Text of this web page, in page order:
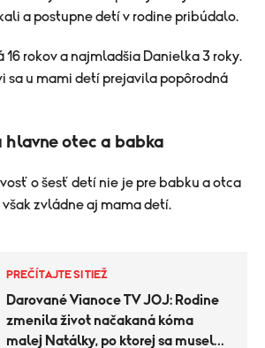
a postupne detí v rodine pribúdalo.
16 rokov a najmladšia Danielka 3 roky.
sa u mami detí prejavila popôrodná
hlavne otec a babka
o šesť detí nie je pre babku a otca
zvládne aj mama detí.
PREČÍTAJTE SI TIEŽ
Darované Vianoce TV JOJ: Rodine
zmenila život načakaná kóma
malej Natálky, po ktorej sa musela